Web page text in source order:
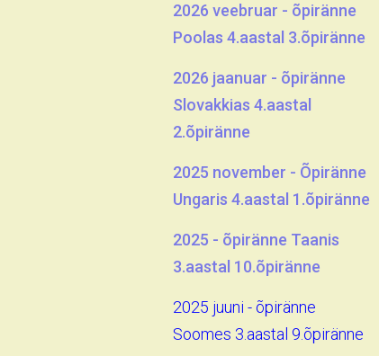
2026 veebruar - õpiränne
Poolas 4.aastal 3.õpiränne
2026 jaanuar - õpiränne
Slovakkias 4.aastal
2.õpiränne
2025 november - Õpiränne
Ungaris 4.aastal 1.õpiränne
2025 - õpiränne Taanis
3.aastal 10.õpiränne
2025 juuni - õpiränne
Soomes 3.aastal 9.õpiränne